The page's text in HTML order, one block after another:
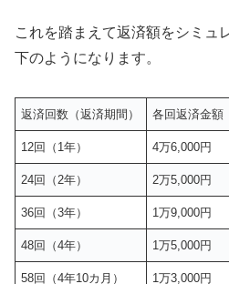
これを踏まえて返済額をシミュ
下のようになります。
返済回数（返済期間） 各回返済金額
12回（1年） 4万6,000円
24回（2年） 2万5,000円
36回（3年） 1万9,000円
48回（4年） 1万5,000円
58回（4年10カ月） 1万3,000円